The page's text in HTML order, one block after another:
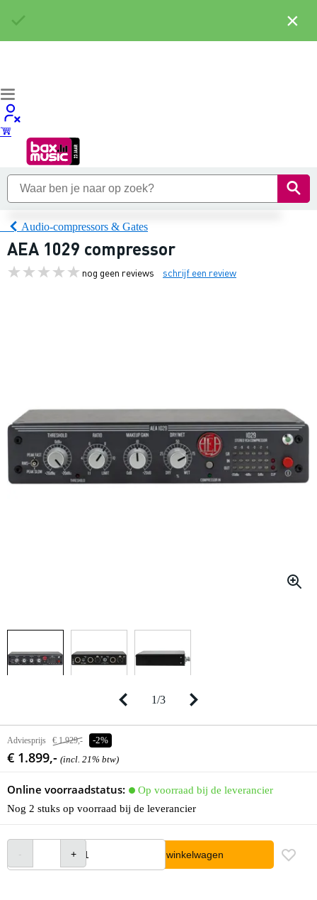
Audio-compressors & Gates
AEA 1029 compressor
nog geen reviews schrijf een review
1/3
Adviesprijs € 1.929,- -2%
€ 1.899,- (incl. 21% btw)
Online voorraadstatus:
Op voorraad bij de leverancier
Nog 2 stuks op voorraad bij de leverancier
In winkelwagen
×